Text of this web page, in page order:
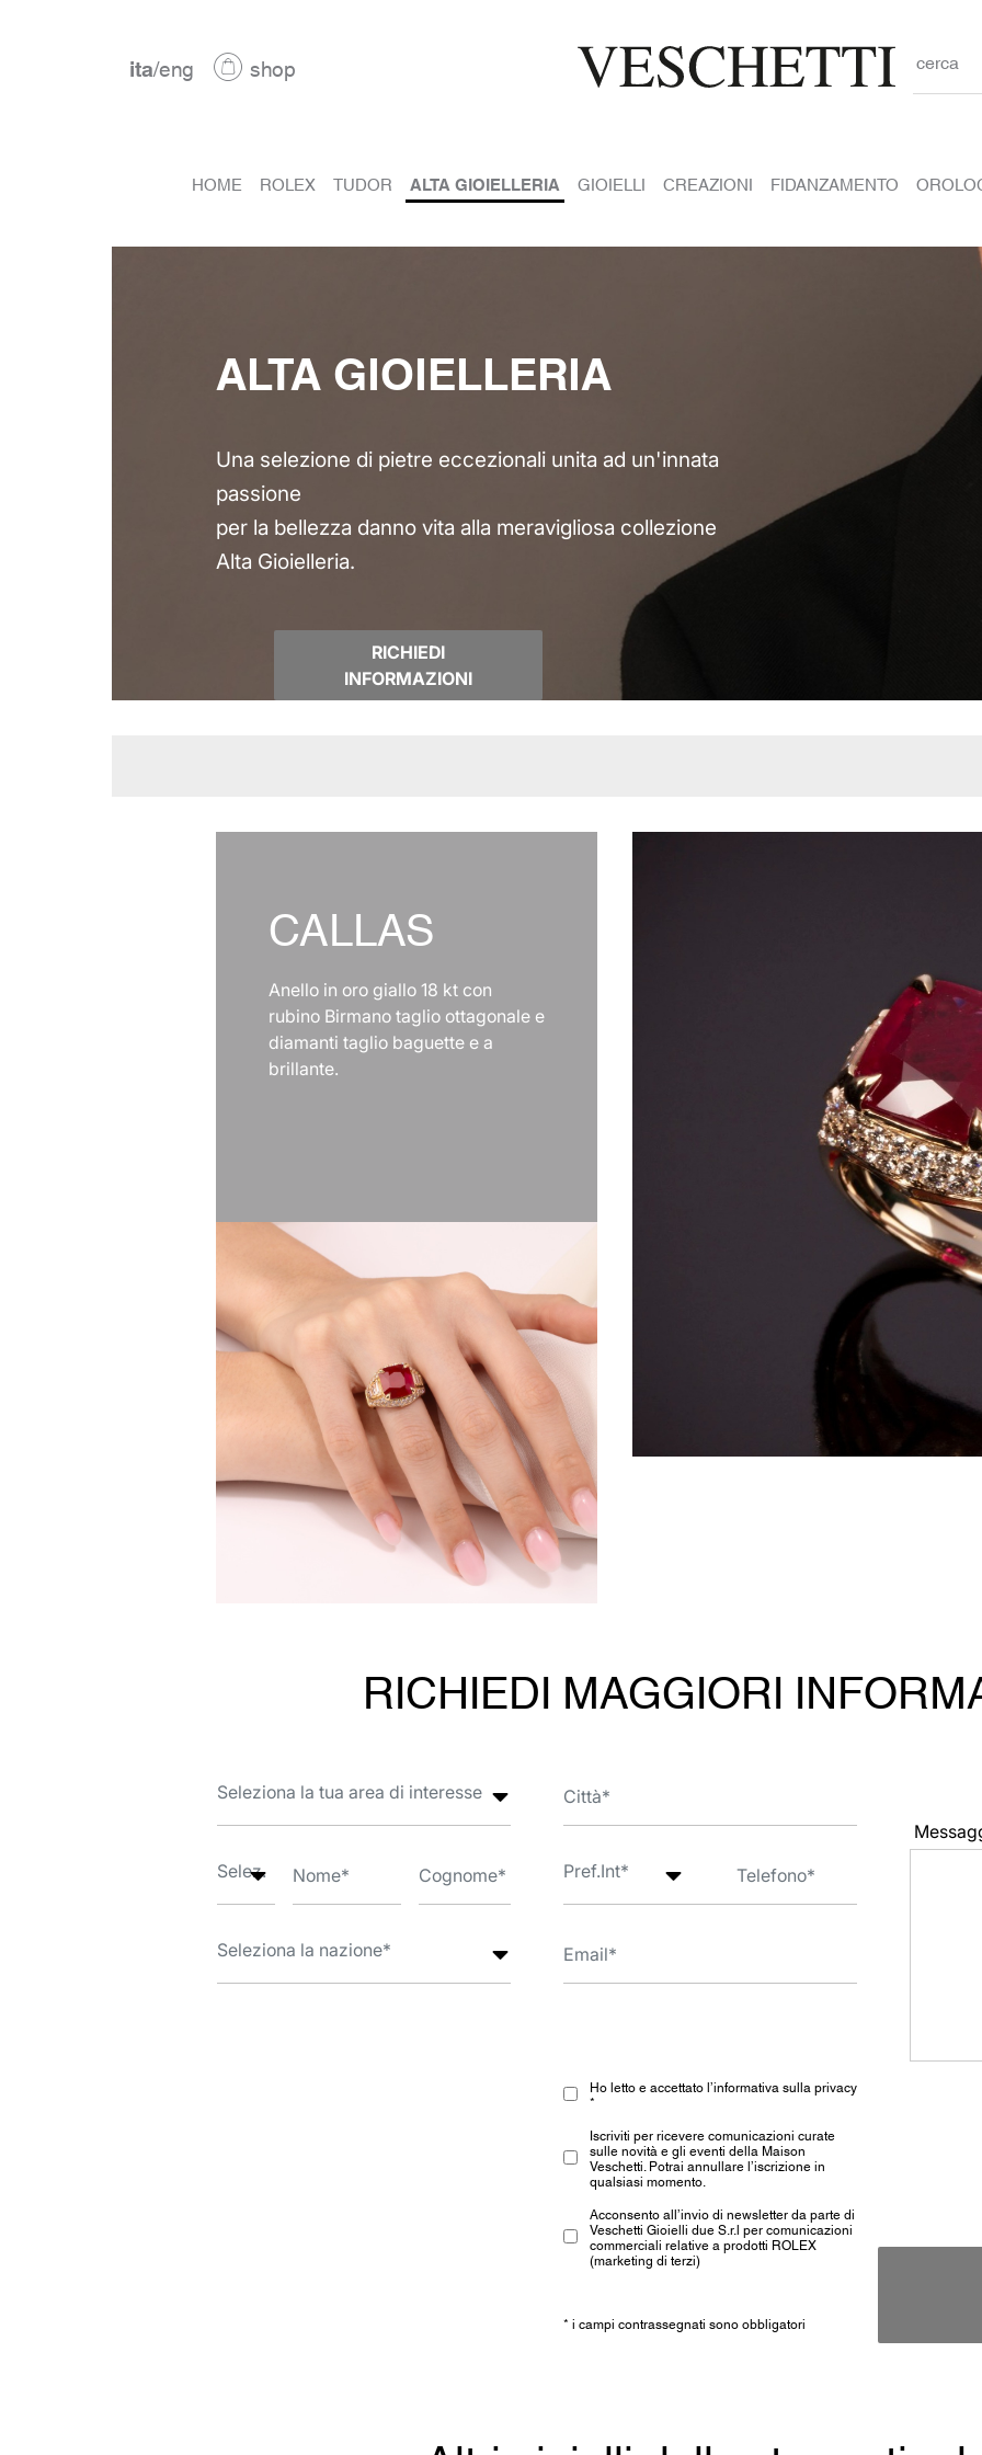
ita/eng shop cerca
HOME ROLEX TUDOR ALTA GIOIELLERIA GIOIELLI CREAZIONI FIDANZAMENTO
ALTA GIOIELLERIA
Una selezione di pietre eccezionali unita ad un'innata
passione
per la bellezza danno vita alla meravigliosa collezione
Alta Gioielleria.
RICHIEDI
INFORMAZIONI
CALLAS
Anello in oro giallo 18 kt con
rubino Birmano taglio ottagonale e
diamanti taglio baguette e a
brillante.
RICHIEDI MAGGIORI
Ho letto e accettato l’informativa sulla privacy
*
Iscriviti per ricevere comunicazioni curate
sulle novità e gli eventi della Maison
Veschetti. Potrai annullare l’iscrizione in
qualsiasi momento.
Acconsento all’invio di newsletter da parte di
Veschetti Gioielli due S.r.l per comunicazioni
commerciali relative a prodotti ROLEX
(marketing di terzi)
* i campi contrassegnati sono obbligatori